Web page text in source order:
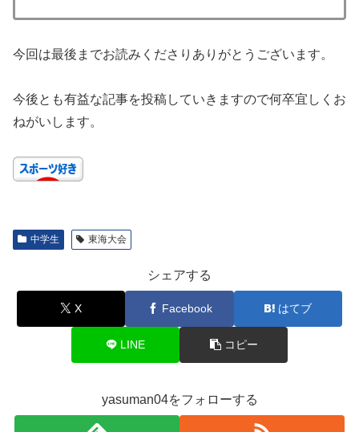
今回は最後までお読みくださりありがとうございます。
今後とも有益な記事を投稿していきますので何卒宜しくお
ねがいします。
中学生 東海大会
シェアする
X Facebook はてブ
LINE コピー
yasuman04をフォローする